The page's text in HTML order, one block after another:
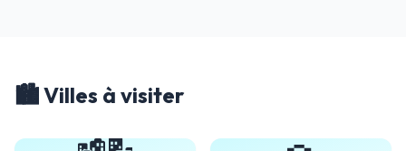
🏙️ Villes à visiter